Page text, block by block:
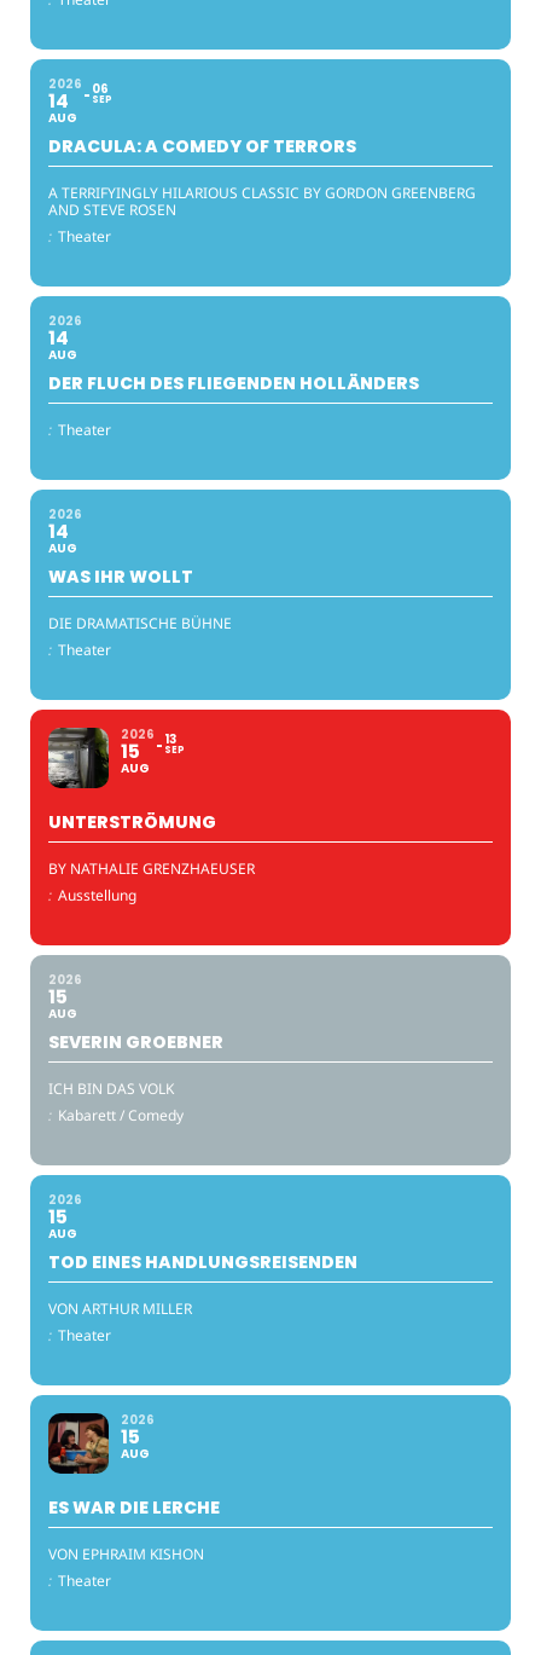
2026
14
AUG
06
SEP
DRACULA: A COMEDY OF TERRORS
A TERRIFYINGLY HILARIOUS CLASSIC BY GORDON GREENBERG
AND STEVE ROSEN
: Theater
2026
14
AUG
DER FLUCH DES FLIEGENDEN HOLLÄNDERS
: Theater
2026
14
AUG
WAS IHR WOLLT
DIE DRAMATISCHE BÜHNE
: Theater
2026
15
AUG
13
SEP
UNTERSTRÖMUNG
BY NATHALIE GRENZHAEUSER
: Ausstellung
2026
15
AUG
SEVERIN GROEBNER
ICH BIN DAS VOLK
: Kabarett / Comedy
2026
15
AUG
TOD EINES HANDLUNGSREISENDEN
VON ARTHUR MILLER
: Theater
2026
15
AUG
ES WAR DIE LERCHE
VON EPHRAIM KISHON
: Theater